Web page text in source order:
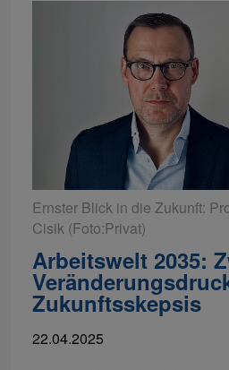
Ernster Blick in die Zukunft:
Cisik (Foto:Privat)
Arbeitswelt 2035:
Zukunftsskepsis
22.04.2025